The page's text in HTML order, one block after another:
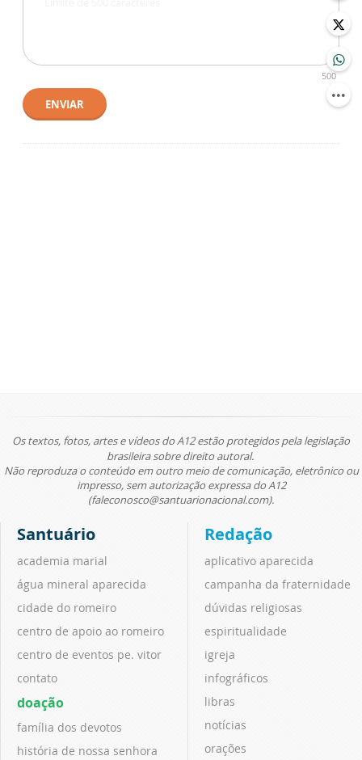
500
ENVIAR
Os textos, fotos, artes e vídeos do A12 estão protegidos pela legislação
brasileira sobre direito autoral.
Não reproduza o conteúdo em outro meio de comunicação, eletrônico ou
impresso, sem autorização expressa do A12
(faleconosco@santuarionacional.com).
Santuário
academia marial
água mineral aparecida
cidade do romeiro
centro de apoio ao romeiro
centro de eventos pe. vitor
contato
doação
família dos devotos
história de nossa senhora
Redação
aplicativo aparecida
campanha da fraternidade
dúvidas religiosas
espiritualidade
igreja
infográficos
libras
notícias
orações